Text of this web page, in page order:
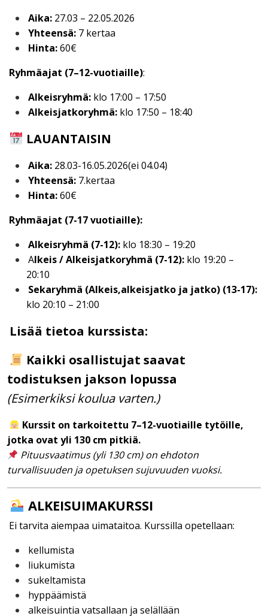
Aika: 27.03 – 22.05.2026
Yhteensä: 7 kertaa
Hinta:60€
Ryhmäajat (7–12-vuotiaille):
Alkeisryhmä: klo 17:00 – 17:50
Alkeisjatkoryhmä: klo 17:50 – 18:40
LAUANTAISIN
Aika: 28.03-16.05.2026(ei 04.04)
Yhteensä: 7.kertaa
Hinta:60€
Ryhmäajat (7-17 vuotiaille):
Alkeisryhmä (7-12): klo 18:30 – 19:20
Alkeis / Alkeisjatkoryhmä (7-12): klo 19:20 –
20:10
Sekaryhmä (Alkeis,alkeisjatko ja jatko) (13-17):
klo 20:10 – 21:00
Lisää tietoa kurssista:
Kaikki osallistujat saavat
todistuksen jakson lopussa
(Esimerkiksi koulua varten.)
Kurssit on tarkoitettu 7–12-vuotiaille tytöille,
jotka ovat yli 130 cm pitkiä.
Pituusvaatimus (yli 130 cm) on ehdoton
turvallisuuden ja opetuksen sujuvuuden vuoksi.
ALKEISUIMAKURSSI
Ei tarvita aiempaa uimataitoa. Kurssilla opetellaan:
kellumista
liukumista
sukeltamista
hyppäämistä
alkeisuintia vatsallaan ja selällään